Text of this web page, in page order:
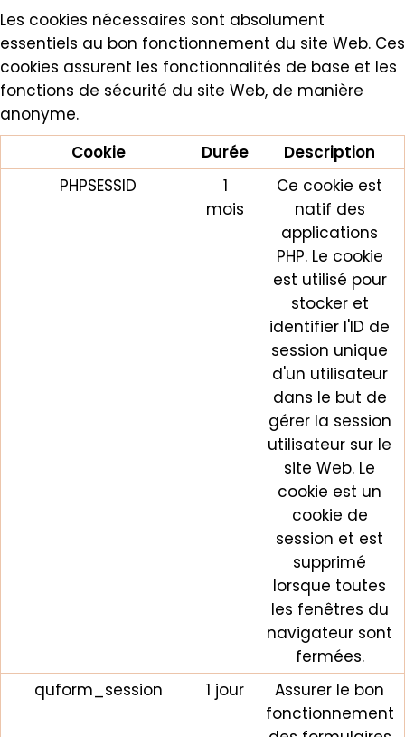
Les cookies nécessaires sont absolument
essentiels au bon fonctionnement du site Web. Ces
cookies assurent les fonctionnalités de base et les
fonctions de sécurité du site Web, de manière
anonyme.
Cookie
Durée
Description
PHPSESSID
1
mois
Ce cookie est
natif des
applications
PHP. Le cookie
est utilisé pour
stocker et
identifier l'ID de
session unique
d'un utilisateur
dans le but de
gérer la session
utilisateur sur le
site Web. Le
cookie est un
cookie de
session et est
supprimé
lorsque toutes
les fenêtres du
navigateur sont
fermées.
quform_session
1 jour
Assurer le bon
fonctionnement